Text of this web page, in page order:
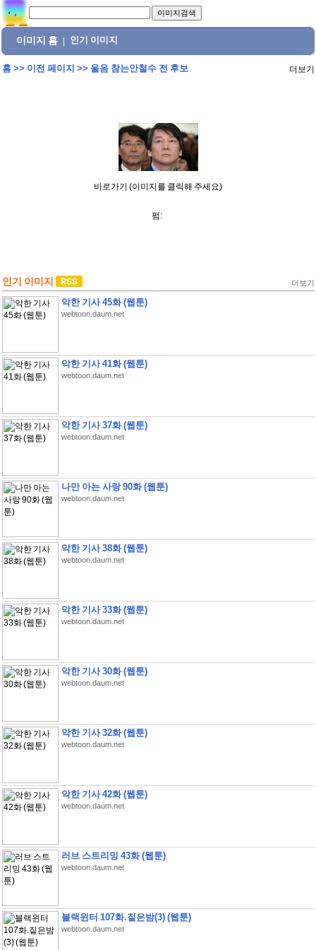
이미지 홈 인기 이미지
홈>> 이전 페이지 >> 울음 참는안철수 전 후보 더보기
바로가기 (이미지를 클릭해 주세요)
펌:
인기 이미지 더보기
악한 기사 45화 (웹툰)
webtoon.daum.net
악한 기사 41화 (웹툰)
webtoon.daum.net
악한 기사 37화 (웹툰)
webtoon.daum.net
나만 아는 사랑 90화 (웹툰)
webtoon.daum.net
악한 기사 38화 (웹툰)
webtoon.daum.net
악한 기사 33화 (웹툰)
webtoon.daum.net
악한 기사 30화 (웹툰)
webtoon.daum.net
악한 기사 32화 (웹툰)
webtoon.daum.net
악한 기사 42화 (웹툰)
webtoon.daum.net
러브 스트리밍 43화 (웹툰)
webtoon.daum.net
블랙윈터 107화.짙은밤(3) (웹툰)
webtoon.daum.net